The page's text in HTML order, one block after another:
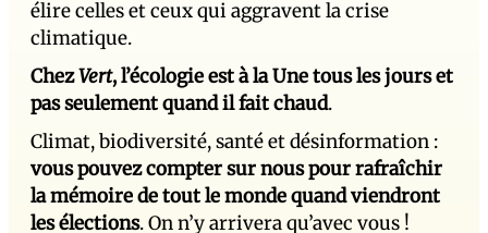
élire celles et ceux qui aggravent la crise
climatique.
ChezVert, l’écologie est à la Une tous les jours et
pas seulement quand il fait chaud.
Climat, biodiversité, santé et désinformation :
vous pouvez compter sur nous pour rafraîchir
la mémoire de tout le monde quand viendront
les élections. On n’y arrivera qu’avec vous !